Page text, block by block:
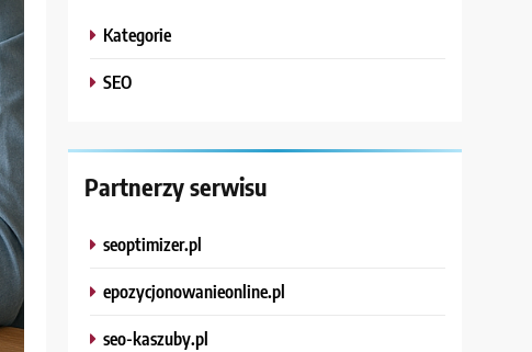
Kategorie
SEO
Partnerzy serwisu
seoptimizer.pl
epozycjonowanieonline.pl
seo-kaszuby.pl